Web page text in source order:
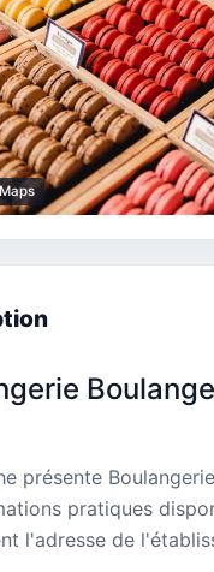
présente
pratiques
l'adresse de